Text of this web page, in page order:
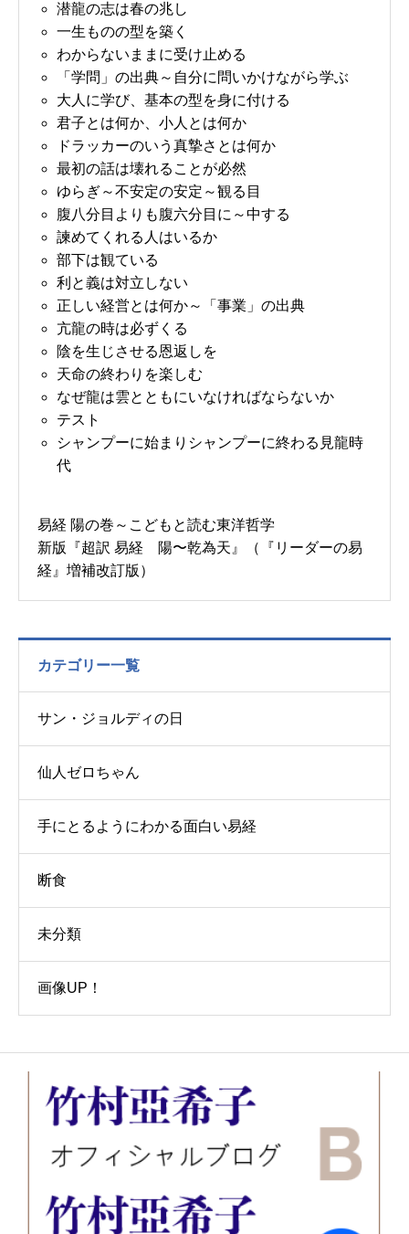
潜龍の志は春の兆し
一生ものの型を築く
わからないままに受け止める
「学問」の出典～自分に問いかけながら学ぶ
大人に学び、基本の型を身に付ける
君子とは何か、小人とは何か
ドラッカーのいう真摯さとは何か
最初の話は壊れることが必然
ゆらぎ～不安定の安定～観る目
腹八分目よりも腹六分目に～中する
諫めてくれる人はいるか
部下は観ている
利と義は対立しない
正しい経営とは何か～「事業」の出典
亢龍の時は必ずくる
陰を生じさせる恩返しを
天命の終わりを楽しむ
なぜ龍は雲とともにいなければならないか
テスト
シャンプーに始まりシャンプーに終わる見龍時
代
易経 陽の巻～こどもと読む東洋哲学
新版『超訳 易経 陽〜乾為天』（『リーダーの易
経』増補改訂版）
カテゴリー一覧
サン・ジョルディの日
仙人ゼロちゃん
手にとるようにわかる面白い易経
断食
未分類
画像UP！